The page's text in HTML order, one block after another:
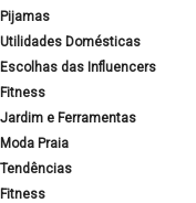
Pijamas
Utilidades Domésticas
Escolhas das Influencers
Fitness
Jardim e Ferramentas
Moda Praia
Tendências
Fitness